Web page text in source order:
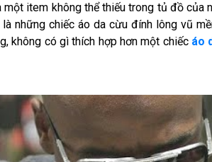
item không thể thiếu trong tủ đồ
những chiếc áo da cừu đính lông vũ
không có gì thích hợp hơn một chiếc áo